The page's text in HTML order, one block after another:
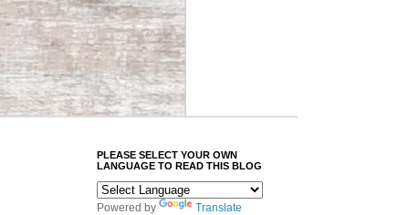
PLEASE SELECT YOUR OWN
LANGUAGE TO READ THIS BLOG
Powered by Translate